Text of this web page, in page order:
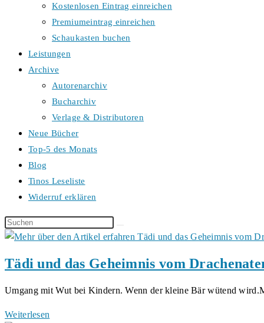
Kostenlosen Eintrag einreichen
Premiumeintrag einreichen
Schaukasten buchen
Leistungen
Archive
Autorenarchiv
Bucharchiv
Verlage & Distributoren
Neue Bücher
Top-5 des Monats
Blog
Tinos Leseliste
Widerruf erklären
Diese
Website
Tädi und das Geheimnis vom
Umgang mit Wut bei Kindern. Wenn der kleine Bär wütend
Weiterlesen